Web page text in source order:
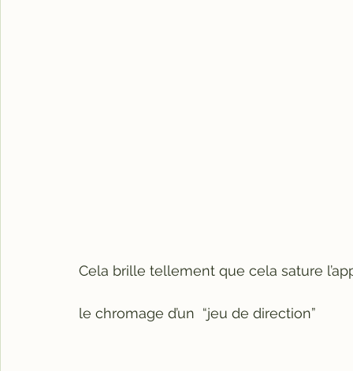
Cela brille tellement que cela sature
le chromage d’un  “jeu de direction”